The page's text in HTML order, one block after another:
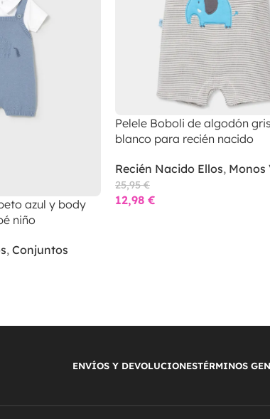
azul y body
niño
, Conjuntos
Pelele Boboli de algodón
blanco para recién nacido
Recién Nacido Ellos, Monos
25,95€
12,98 €
ENVÍOS Y DEVOLUCIONESTÉRMINOS